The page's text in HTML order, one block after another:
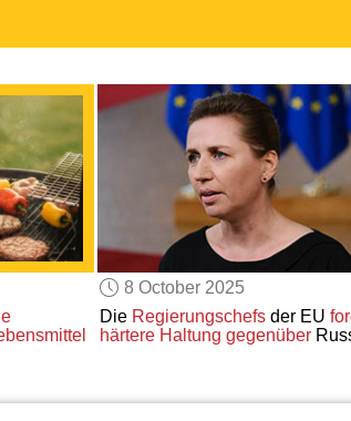
8 October 2025
Die Regierungschefsder EU
härtere Haltung gegenüber